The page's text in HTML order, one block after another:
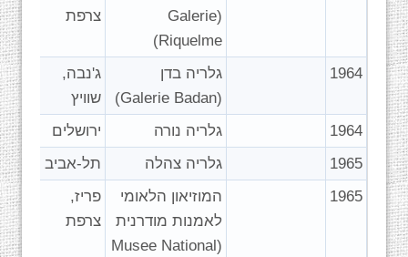
(Galerie
Riquelme)
צרפת
1964
גלריה בדן
(Galerie Badan)
ג'נבה,
שוויץ
1964
גלריה נורה
ירושלים
1965
גלריה צהלה
תל-אביב
1965
המוזיאון הלאומי
לאמנות מודרנית
(Musee National
פריז,
צרפת